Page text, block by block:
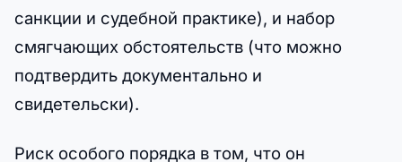
санкции и судебной практике), и набор
смягчающих обстоятельств (что можно
подтвердить документально и
свидетельски).
Риск особого порядка в том, что он